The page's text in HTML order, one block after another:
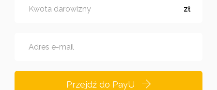
Kwota darowizny zł
Adres e-mail
Przejdź do PayU